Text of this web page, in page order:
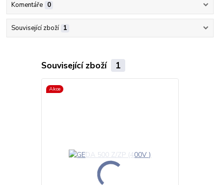
Komentáře 0
Související zboží 1
Související zboží 1
Akce